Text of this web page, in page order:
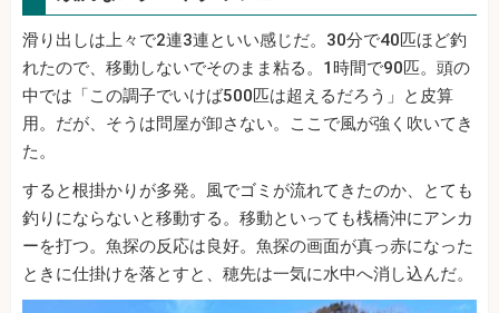
滑り出しは上々で2連3連といい感じだ。30分で40匹ほど釣
れたので、移動しないでそのまま粘る。1時間で90匹。頭の
中では「この調子でいけば500匹は超えるだろう」と皮算
用。だが、そうは問屋が卸さない。ここで風が強く吹いてき
た。
すると根掛かりが多発。風でゴミが流れてきたのか、とても
釣りにならないと移動する。移動といっても桟橋沖にアンカ
ーを打つ。魚探の反応は良好。魚探の画面が真っ赤になった
ときに仕掛けを落とすと、穂先は一気に水中へ消し込んだ。